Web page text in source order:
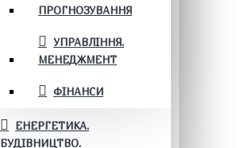
ПРОГНОЗУВАННЯ
УПРАВЛІННЯ.
МЕНЕДЖМЕНТ
ФІНАНСИ
ЕНЕРГЕТИКА.
БУДІВНИЦТВО.